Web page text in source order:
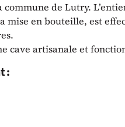
commune de Lutry.
mise en bouteille, est
cave artisanale et
: